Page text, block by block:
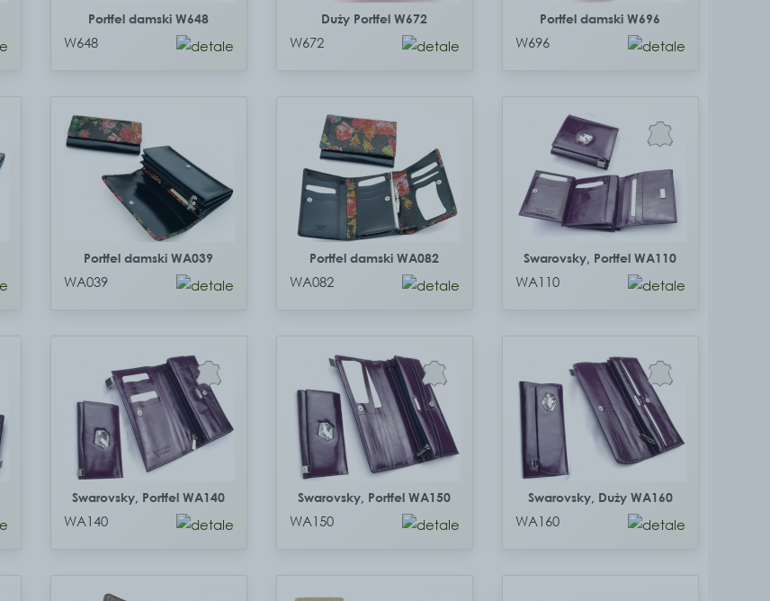
Portfel damski W648
W648
Duży Portfel W672
W672
Portfel damski W696
W696
Portfel damski WA039
WA039
Portfel damski WA082
WA082
Swarovsky, Portfel WA110
WA110
Swarovsky, Portfel WA140
WA140
Swarovsky, Portfel WA150
WA150
Swarovsky, Duży WA160
WA160